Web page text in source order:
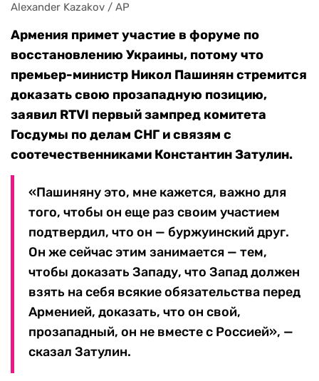
Alexander Kazakov / AP
Армения примет участие в форуме по
восстановлению Украины, потому что
премьер-министр Никол Пашинян стремится
доказать свою прозападную позицию,
заявил RTVI первый зампред комитета
Госдумы по делам СНГ и связям с
соотечественниками Константин Затулин.
«Пашиняну это, мне кажется, важно для
того, чтобы он еще раз своим участием
подтвердил, что он — буржуинский друг.
Он же сейчас этим занимается — тем,
чтобы доказать Западу, что Запад должен
взять на себя всякие обязательства перед
Арменией, доказать, что он свой,
прозападный, он не вместе с Россией», —
сказал Затулин.